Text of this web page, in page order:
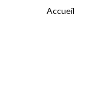
Accueil